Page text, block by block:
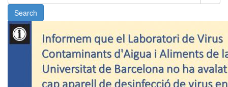
Search